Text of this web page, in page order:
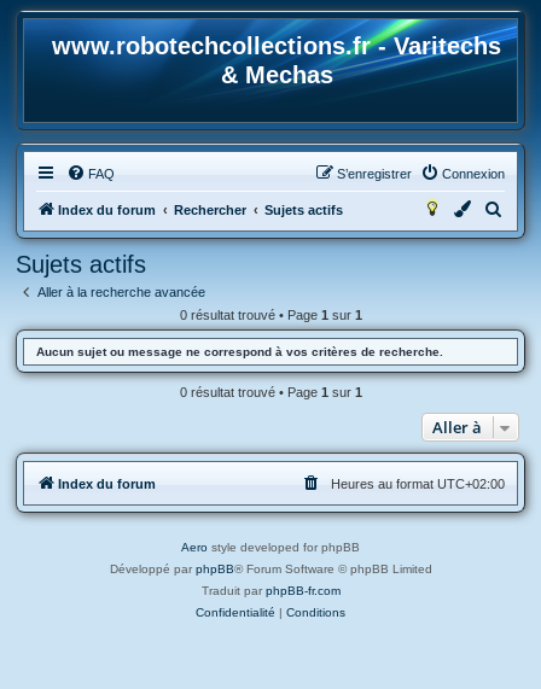
www.robotechcollections.fr - Varitechs
& Mechas
FAQ Connexion
S’enregistrer
Index du forum Rechercher Sujets actifs
e
e
c
h
e
Sujets actifs
Aller à la recherche avancée
0 résultat trouvé • Page 1 sur 1
Aucun sujet ou message ne correspond à vos critères de recherche.
0 résultat trouvé • Page 1 sur 1
Aller à
Index du forum Heures au format UTC+02:00
Aero style developed for phpBB
Développé par phpBB® Forum Software © phpBB Limited
Traduit par phpBB-fr.com
Confidentialité | Conditions